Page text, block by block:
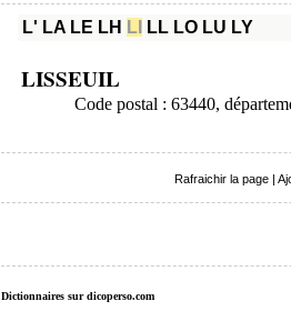
L' LA LE LH LI LL LO LU LY
LISSEUIL
Code postal : 63440,
Rafraichir la page
Dictionnaires sur dicoperso.com